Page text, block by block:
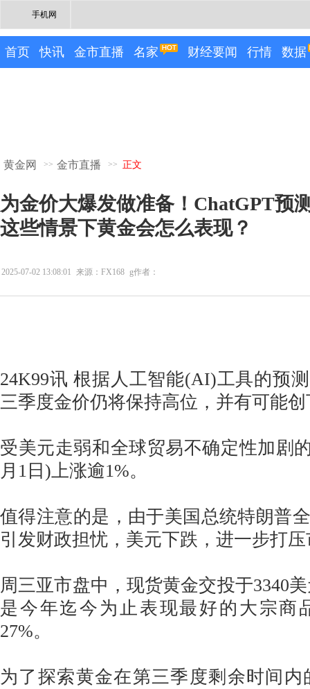
手机网
首页 快讯 金市直播 名家 财经要闻 行情 数据
黄金网 >> 金市直播 >> 正文
为金价大爆发做准备！ChatGPT预
这些情景下黄金会怎么表现？
2025-07-02 13:08:01 来源：FX168 g作者：
24K99讯 根据人工智能(AI)工具的预
三季度金价仍将保持高位，并有可能
受美元走弱和全球贸易不确定性加剧
月1日)上涨逾1%。
值得注意的是，由于美国总统特朗普
引发财政担忧，美元下跌，进一步打
周三亚市盘中，现货黄金交投于3340
是今年迄今为止表现最好的大宗商
27%。
为了探索黄金在第三季度剩余时间内